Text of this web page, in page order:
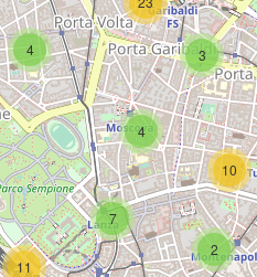
7
11
4
2
10
4
3